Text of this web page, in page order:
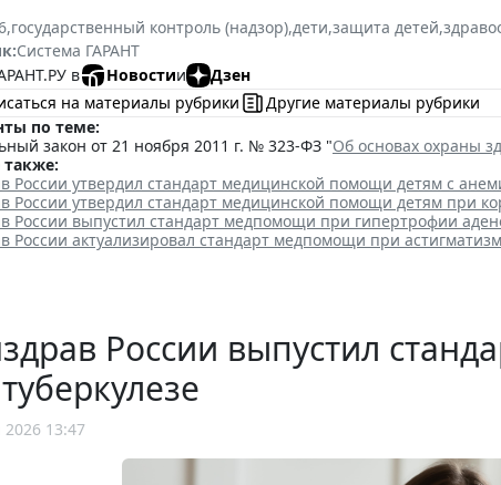
,государственный контроль (надзор),дети,защита детей,
Система ГАРАНТ
в
Новостии
Дзен
на материалы рубрики
Другие материалы рубрики
по теме:
закон от 21 ноября 2011 г. № 323-ФЗ "Об основах охраны
России утвердил стандарт медицинской помощи детям с
России утвердил стандарт медицинской помощи детям при
России выпустил стандарт медпомощи при гипертрофии
России актуализировал стандарт медпомощи при
России выпустил
2026 13:47